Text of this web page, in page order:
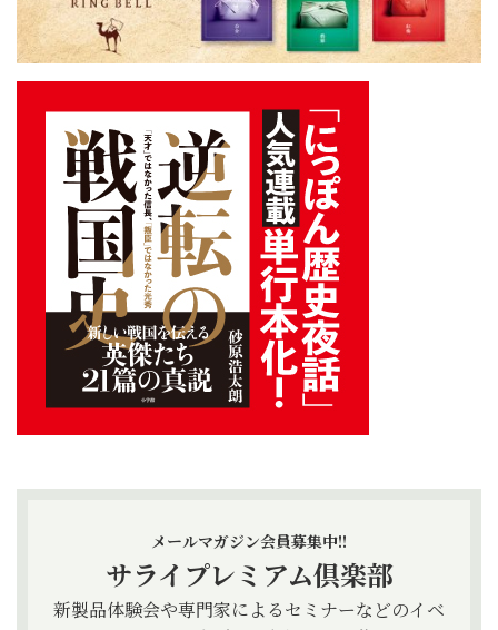
メールマガジン会員募集中!!
サライプレミアム倶楽部
新製品体験会や専門家によるセミナーなどのイベ